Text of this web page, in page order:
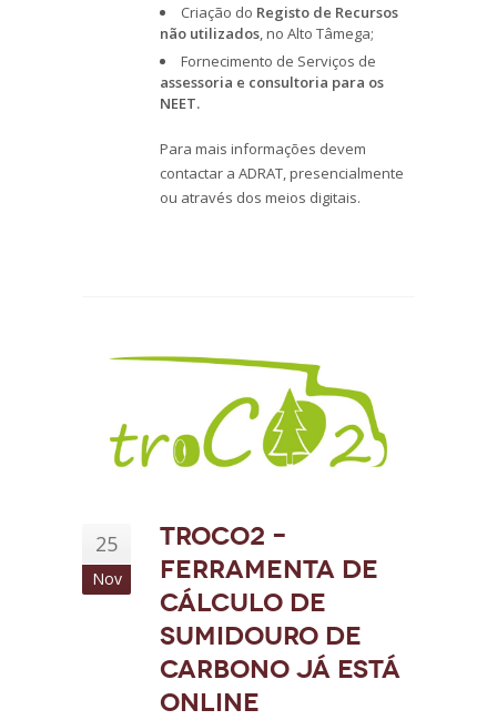
Criação do Registo de Recursos
não utilizados , no Alto Tâmega;
Fornecimento de Serviços de
assessoria e consultoria para os
NEET.
Para mais informações devem
contactar a ADRAT, presencialmente
ou através dos meios digitais.
25
Nov
TROCO2 –
Ferramenta de
cálculo de
sumidouro de
carbono já está
online